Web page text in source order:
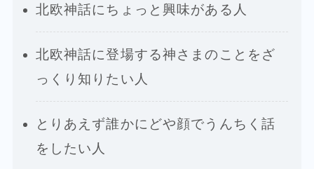
北欧神話にちょっと興味がある人
北欧神話に登場する神さまのことをざ
っくり知りたい人
とりあえず誰かにどや顔でうんちく話
をしたい人